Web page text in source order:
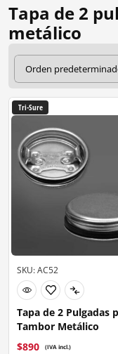
Tapa de 2
metálico
SKU: AC52
Tri-Sure
Tapa de 2 Pulgadas
Tambor Metálico
$890 (IVA incl.)